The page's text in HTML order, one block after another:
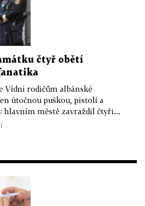
čtyř obětí
Vídni rodičům albánské
útočnou puškou, pistolí a
hlavním městě zavraždil čtyři...